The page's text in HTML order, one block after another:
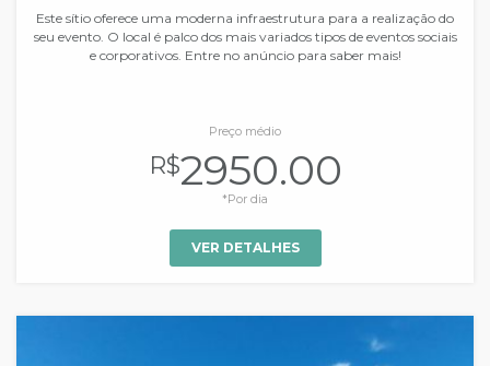
Este sítio oferece uma moderna infraestrutura para a realização do
seu evento. O local é palco dos mais variados tipos de eventos sociais
e corporativos. Entre no anúncio para saber mais!
Preço médio
R$2950.00
*Por dia
VER DETALHES